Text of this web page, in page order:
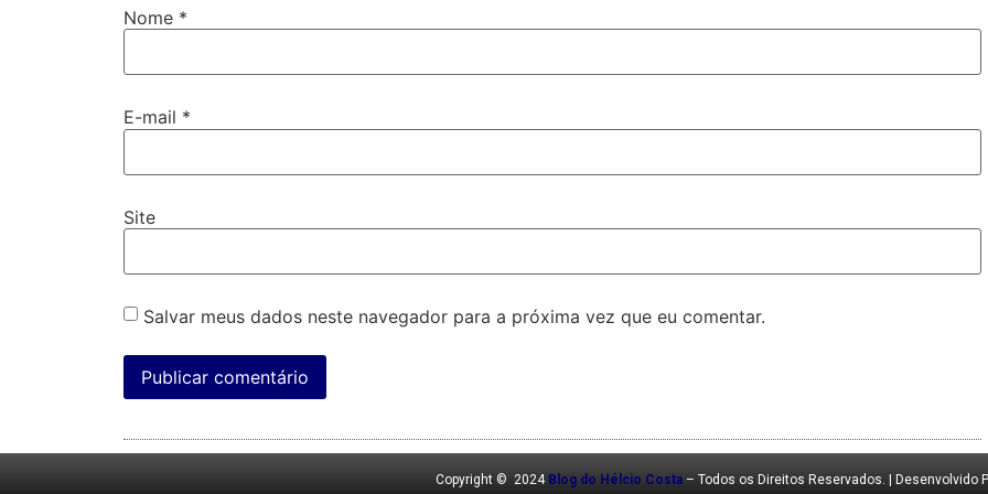
Nome *
E-mail *
Site
Salvar meus dados neste navegador para a próxima vez que eu comentar.
Copyright © 2024 Blog do Hélcio Costa – Todos os Direitos Reservados. | Desenvolvido